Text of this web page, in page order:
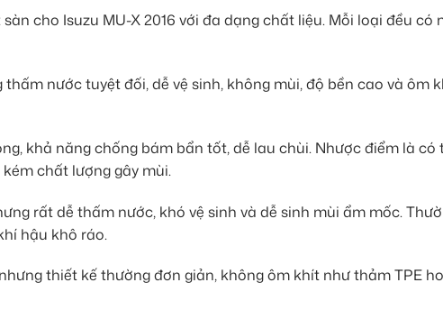
cho Isuzu MU-X 2016 với đa dạng chất liệu. Mỗi loại đều có
thấm nước tuyệt đối, dễ vệ sinh, không mùi, độ bền cao và ôm
khả năng chống bám bẩn tốt, dễ lau chùi. Nhược điểm là có
chất lượng gây mùi.
rất dễ thấm nước, khó vệ sinh và dễ sinh mùi ẩm mốc.
hậu khô ráo.
thiết kế thường đơn giản, không ôm khít như thảm TPE